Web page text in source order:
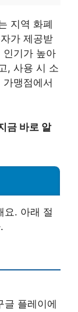
지역 화폐
가 제공받
인기가 높아
, 사용 시 소
맹점에서
금 바로 알
요. 아래 절
글 플레이에